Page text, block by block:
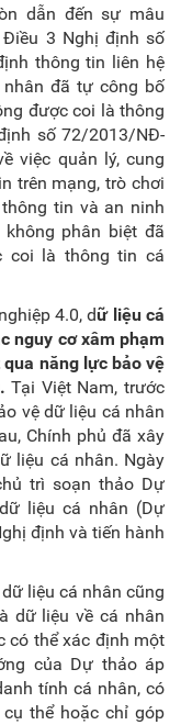
dẫn đến sự mâu
3 Nghị định số
thông tin liên hệ
đã tự công bố
được coi là thông
số 72/2013/NĐ-
việc quản lý, cung
trên mạng, trò chơi
tin và an ninh
phân biệt đã
coi là thông tin cá
4.0, dữ liệu cá
nguy cơ xâm phạm
năng lực bảo vệ
Tại Việt Nam, trước
vệ dữ liệu cá nhân
Chính phủ đã xây
liệu cá nhân. Ngày
trì soạn thảo Dự
liệu cá nhân (Dự
định và tiến hành
liệu cá nhân cũng
dữ liệu về cá nhân
có thể xác định một
của Dự thảo áp
tính cá nhân, có
thể hoặc chỉ góp